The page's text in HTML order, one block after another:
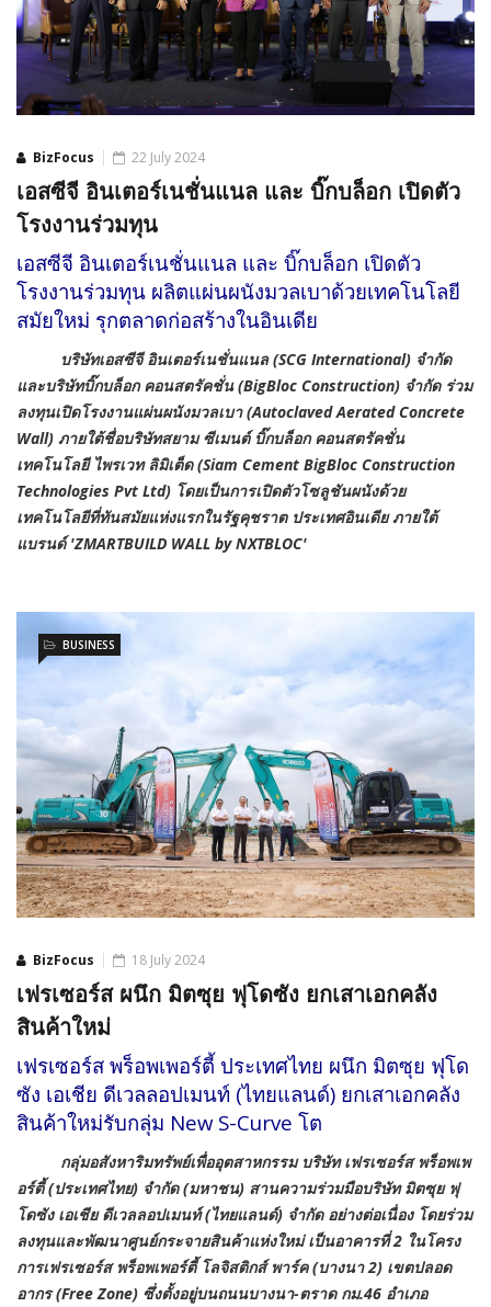
BizFocus 22 July 2024
เอสซีจี อินเตอร์เนชั่นแนล และ บิ๊กบล็อก เปิดตัว
โรงงานร่วมทุน
เอสซีจี อินเตอร์เนชั่นแนล และ บิ๊กบล็อก เปิดตัว
โรงงานร่วมทุน ผลิตแผ่นผนังมวลเบาด้วยเทคโนโลยี
สมัยใหม่ รุกตลาดก่อสร้างในอินเดีย
บริษัทเอสซีจี อินเตอร์เนชั่นแนล(SCG International) จำกัด
และบริษัทบิ๊กบล็อก คอนสตรัคชั่น(BigBloc Construction) จำกัด ร่วม
ลงทุนเปิดโรงงานแผ่นผนังมวลเบา (Autoclaved Aerated Concrete
Wall) ภายใต้ชื่อบริษัทสยาม ซีเมนต์ บิ๊กบล็อก คอนสตรัคชั่น
เทคโนโลยี ไพรเวท ลิมิเต็ด (Siam Cement BigBloc Construction
Technologies Pvt Ltd) โดยเป็นการเปิดตัวโซลูชันผนังด้วย
เทคโนโลยีที่ทันสมัยแห่งแรกในรัฐคุชราต ประเทศอินเดียภายใต้
แบรนด์'ZMARTBUILD WALL by NXTBLOC'
BizFocus
BUSINESS
18 July 2024
เฟรเซอร์ส ผนึก มิตซุย ฟุโดซัง ยกเสาเอกคลัง
สินค้าใหม่
เฟรเซอร์ส พร็อพเพอร์ตี้ ประเทศไทย ผนึก มิตซุย ฟุโด
ซัง เอเชีย ดีเวลลอปเมนท์ (ไทยแลนด์) ยกเสาเอกคลัง
สินค้าใหม่รับกลุ่ม New S-Curve โต
กลุ่มอสังหาริมทรัพย์เพื่ออุตสาหกรรม บริษัท เฟรเซอร์ส พร็อพเพ
อร์ตี้ (ประเทศไทย) จำกัด (มหาชน) สานความร่วมมือบริษัท มิตซุย ฟุ
โดซัง เอเชีย ดีเวลลอปเมนท์ (ไทยแลนด์) จำกัด อย่างต่อเนื่อง โดยร่วม
ลงทุนและพัฒนาศูนย์กระจายสินค้าแห่งใหม่ เป็นอาคารที่ 2 ในโครง
การเฟรเซอร์ส พร็อพเพอร์ตี้ โลจิสติกส์ พาร์ค (บางนา 2) เขตปลอด
อากร (Free Zone) ซึ่งตั้งอยู่บนถนนบางนา-ตราด กม.46 อำเภอ